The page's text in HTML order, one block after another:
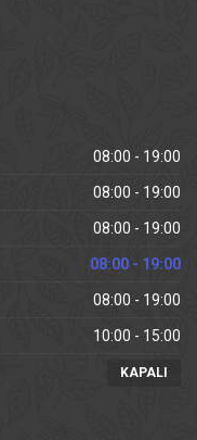
08:00 - 19:00
08:00 - 19:00
08:00 - 19:00
08:00 - 19:00
08:00 - 19:00
10:00 - 15:00
KAPALI